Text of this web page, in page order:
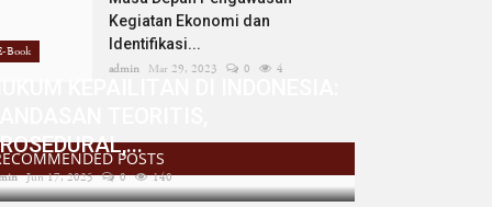
Kegiatan Ekonomi dan
Identifikasi...
admin Mar 29, 2023 0 4
POSTS
Book
Jun 17, 2025 0 140